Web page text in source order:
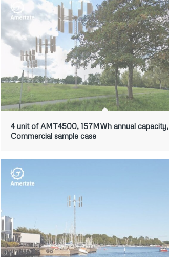
4 unit of AMT4500, 157MWh annual capacity,
Commercial sample case